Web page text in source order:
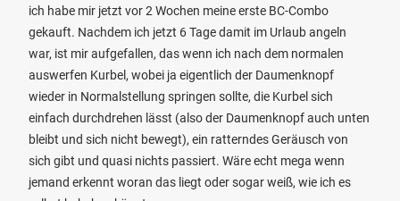
ich habe mir jetzt vor 2 Wochen meine erste BC-Combo
gekauft. Nachdem ich jetzt 6 Tage damit im Urlaub angeln
war, ist mir aufgefallen, das wenn ich nach dem normalen
auswerfen Kurbel, wobei ja eigentlich der Daumenknopf
wieder in Normalstellung springen sollte, die Kurbel sich
einfach durchdrehen lässt (also der Daumenknopf auch unten
bleibt und sich nicht bewegt), ein ratterndes Geräusch von
sich gibt und quasi nichts passiert. Wäre echt mega wenn
jemand erkennt woran das liegt oder sogar weiß, wie ich es